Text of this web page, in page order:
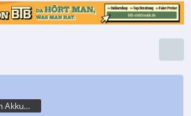
Hildegard Orgon Akkumulator